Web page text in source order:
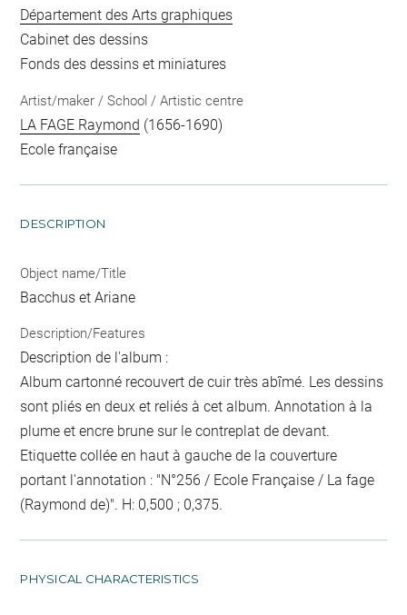
Département des Arts graphiques
Cabinet des dessins
Fonds des dessins et miniatures
Artist/maker / School / Artistic centre
LA FAGE Raymond (1656-1690)
Ecole française
DESCRIPTION
Object name/Title
Bacchus et Ariane
Description/Features
Description de l'album :
Album cartonné recouvert de cuir très abîmé. Les dessins
sont pliés en deux et reliés à cet album. Annotation à la
plume et encre brune sur le contreplat de devant.
Etiquette collée en haut à gauche de la couverture
portant l'annotation : "N°256 / Ecole Française / La fage
(Raymond de)". H: 0,500 ; 0,375.
PHYSICAL CHARACTERISTICS